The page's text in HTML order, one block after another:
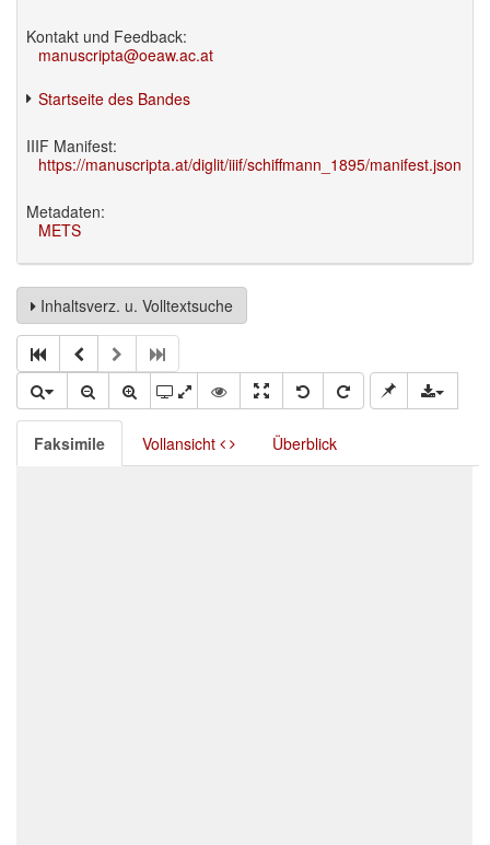
Kontakt und Feedback:
manuscripta@oeaw.ac.at
Startseite des Bandes
IIIF Manifest:
https://manuscripta.at/diglit/iiif/schiffmann_1895/manifest.json
Metadaten:
METS
Inhaltsverz. u. Volltextsuche
Faksimile Vollansicht Überblick